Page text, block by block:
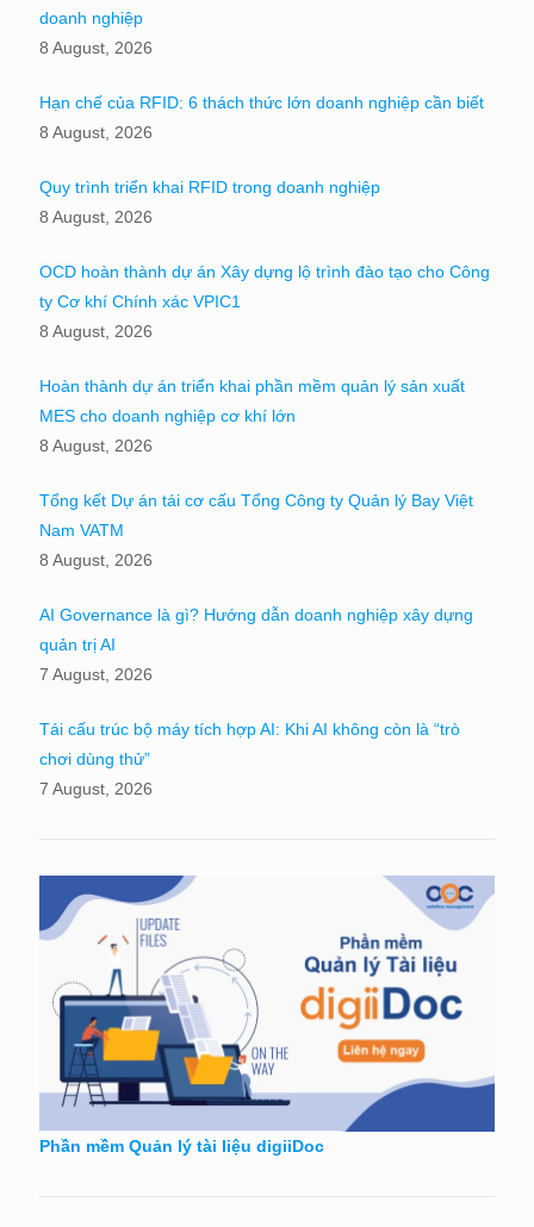
doanh nghiệp
8 August, 2026
Hạn chế của RFID: 6 thách thức lớn doanh nghiệp cần biết
8 August, 2026
Quy trình triển khai RFID trong doanh nghiệp
8 August, 2026
OCD hoàn thành dự án Xây dựng lộ trình đào tạo cho Công
ty Cơ khí Chính xác VPIC1
8 August, 2026
Hoàn thành dự án triển khai phần mềm quản lý sản xuất
MES cho doanh nghiệp cơ khí lớn
8 August, 2026
Tổng kết Dự án tái cơ cấu Tổng Công ty Quản lý Bay Việt
Nam VATM
8 August, 2026
AI Governance là gì? Hướng dẫn doanh nghiệp xây dựng
quản trị AI
7 August, 2026
Tái cấu trúc bộ máy tích hợp AI: Khi AI không còn là “trò
chơi dùng thử”
7 August, 2026
Phần mềm Quản lý tài liệu digiiDoc